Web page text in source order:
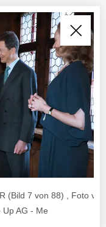
(Bild 7 von 88) , Foto von
AG - Me